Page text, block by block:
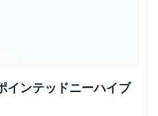
インテッドニーハイブ